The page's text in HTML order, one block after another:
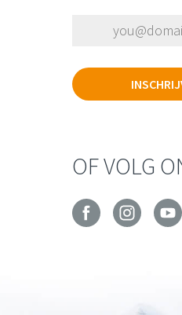
OF VOLG